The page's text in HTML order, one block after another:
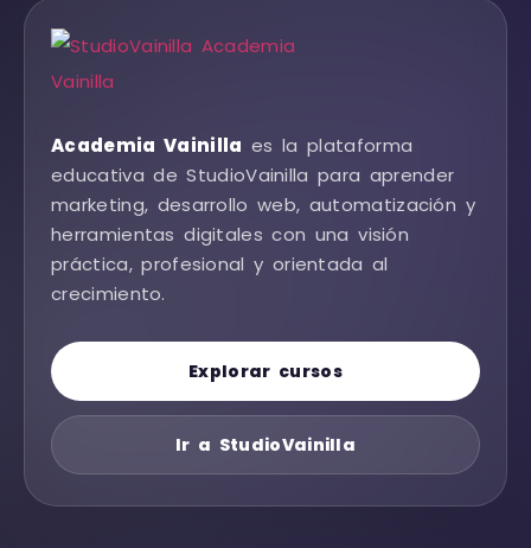
Academia Vainilla es la plataforma
educativa de StudioVainilla para aprender
marketing, desarrollo web, automatización y
herramientas digitales con una visión
práctica, profesional y orientada al
crecimiento.
Explorar cursos
Ir a StudioVainilla